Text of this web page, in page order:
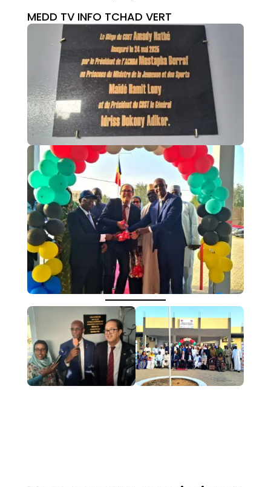
MEDD TV INFO TCHAD VERT